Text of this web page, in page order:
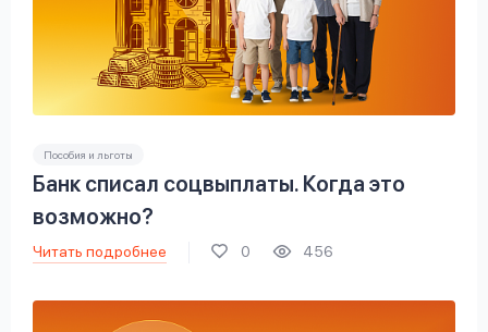
Пособия и льготы
Банк списал соцвыплаты. Когда это
возможно?
Читать подробнее 0 456